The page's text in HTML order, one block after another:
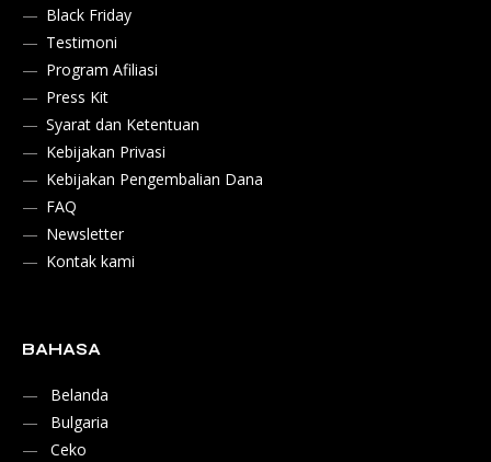
Black Friday
Testimoni
Program Afiliasi
Press Kit
Syarat dan Ketentuan
Kebijakan Privasi
Kebijakan Pengembalian Dana
FAQ
Newsletter
Kontak kami
BAHASA
Belanda
Bulgaria
Ceko